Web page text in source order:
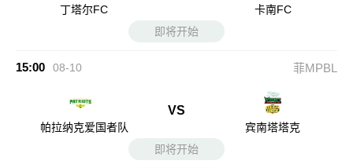
丁塔尔FC
卡南FC
即将开始
15:00 08-10 菲MPBL
帕拉纳克爱国者队
VS
宾南塔塔克
即将开始